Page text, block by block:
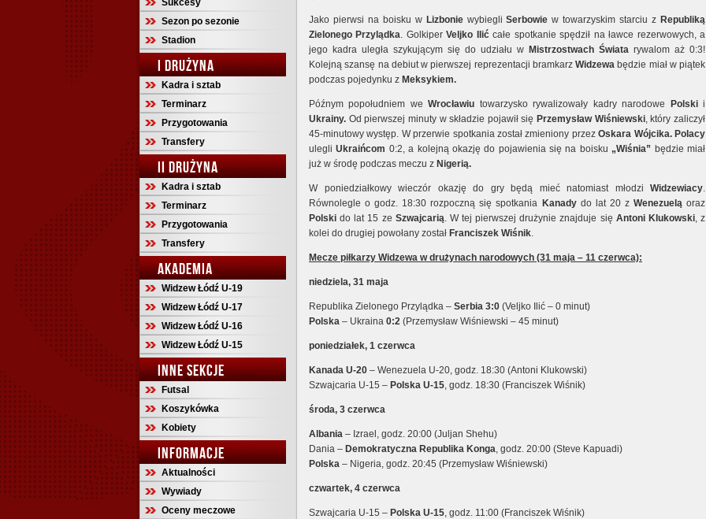
Sukcesy
Sezon po sezonie
Stadion
I DRUŻYNA
Kadra i sztab
Terminarz
Przygotowania
Transfery
II DRUŻYNA
Kadra i sztab
Terminarz
Przygotowania
Transfery
AKADEMIA
Widzew Łódź U-19
Widzew Łódź U-17
Widzew Łódź U-16
Widzew Łódź U-15
INNE SEKCJE
Futsal
Koszykówka
Kobiety
INFORMACJE
Aktualności
Wywiady
Oceny meczowe
Jako pierwsi na boisku w Lizbonie wybiegliSerbowie w towarzyskim starciu z Republiką
Zielonego Przylądka. GolkiperVeljko Ilićcałe spotkanie spędził na ławce rezerwowych, a
jego kadra uległa szykującym się do udziału w Mistrzostwach Świata rywalom aż 0:3!
Kolejną szansę na debiut w pierwszej reprezentacji bramkarz Widzewa będzie miał w piątek
podczas pojedynku z Meksykiem.
Późnym popołudniem weWrocławiu towarzysko rywalizowały kadry narodowe Polskii
Ukrainy. Od pierwszej minuty w składzie pojawił się Przemysław Wiśniewski, który zaliczył
45-minutowy występ. W przerwie spotkania został zmieniony przezOskara Wójcika. Polacy
ulegliUkraińcom 0:2, a kolejną okazję do pojawienia się na boisku „Wiśnia” będzie miał
już w środę podczas meczu z Nigerią.
W poniedziałkowy wieczór okazję do gry będą mieć natomiast młodzi Widzewiacy.
Równolegle o godz. 18:30 rozpoczną się spotkania Kanadydo lat 20 z Wenezueląoraz
Polski do lat 15 ze Szwajcarią. W tej pierwszej drużynie znajduje się Antoni Klukowski, z
kolei do drugiej powołany został Franciszek Wiśnik.
Mecze piłkarzy Widzewa w drużynach narodowych (31 maja – 11 czerwca):
niedziela, 31 maja
Republika Zielonego Przylądka – Serbia 3:0 (Veljko Ilić – 0 minut)
Polska – Ukraina 0:2 (Przemysław Wiśniewski – 45 minut)
poniedziałek, 1 czerwca
Kanada U-20 – Wenezuela U-20, godz. 18:30 (Antoni Klukowski)
Szwajcaria U-15 – Polska U-15, godz. 18:30 (Franciszek Wiśnik)
środa, 3 czerwca
Albania – Izrael, godz. 20:00 (Juljan Shehu)
Dania – Demokratyczna Republika Konga, godz. 20:00 (Steve Kapuadi)
Polska – Nigeria, godz. 20:45 (Przemysław Wiśniewski)
czwartek, 4 czerwca
Szwajcaria U-15 – Polska U-15, godz. 11:00 (Franciszek Wiśnik)